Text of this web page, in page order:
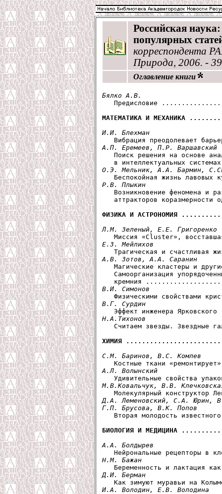
Российская
популярных
корреспондента
Природа, 2006. -
Оглавление книги
Бялко А.В.
Предисловие
МАТЕМАТИКА И
И.И. Блехман
А.П. Еремеев, П.Р. Варшавский
Поиск решения на основе
О.Э. Мельник, А.А. Бармин,
Р.В. Плыкин
Возникновение феномена и
аттракторов коразмерности
ФИЗИКА И АСТРОНОМИЯ
Л.М. Зеленый, Е.Е. Григоренко
Е.З. Мейлихов
А.В. Зотов, А.А. Саранин
Магические кластеры и
Самоорганизация
В.И. Симонов
В.Г. Сурдин
Н.А.Тихонов
Считаем звезды. Звездные
ХИМИЯ
С.М. Баринов, В.С. Комлев
А.Л. Волынский
М.В.Ковальчук, В.В.
Д.А. Леменовский, С.А. Юрин,
Г.П. Брусова, В.К. Попов
Вторая молодость
БИОЛОГИЯ И МЕДИЦИНА
А.А. Болдырев
Н.М. Бажан
Д.И. Берман
И.А. Володин, Е.В. Володина